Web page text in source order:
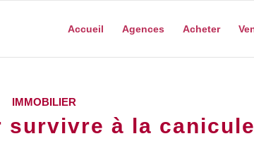
Accueil Agences Acheter
IMMOBILIER
survivre à la canicule